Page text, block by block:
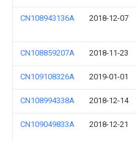
CN108943136A 2018-12-07
CN108859207A 2018-11-23
CN109108326A 2019-01-01
CN108994338A 2018-12-14
CN109049833A 2018-12-21